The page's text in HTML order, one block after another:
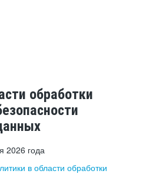
обработки
2026 года
в области обработки